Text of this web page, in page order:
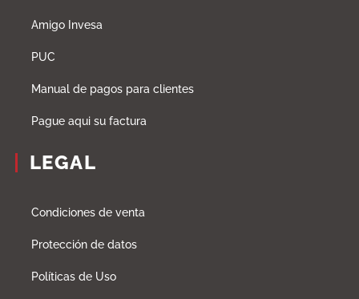
Amigo Invesa
PUC
Manual de pagos para clientes
Pague aqui su factura
LEGAL
Condiciones de venta
Protección de datos
Políticas de Uso